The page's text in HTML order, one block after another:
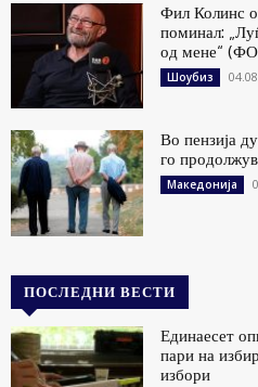
Фил Колинс
поминал:
од мене“
Шоубиз
Во пензија
го
Македонија
ПОСЛЕДНИ ВЕСТИ
Единаесет
пари на
избори